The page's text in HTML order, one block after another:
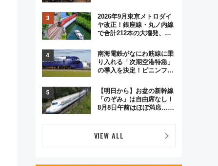
原トシヒロと行く！9月13
日「京都の鉄道満喫ツア
ー」開催
2026年9月東京メトロダイ
ヤ改正！銀座線・丸ノ内線
で合計212本の大増発、混
南海電鉄がなにわ筋線に乗
り入れる「次期空港特急」
の導入を決定！ピニンファ
デザイン
【明日から】お盆の新幹線
「のぞみ」は自由席なし！
8月8日午前はほぼ満席…で
「空席」探しのコツ
VIEW ALL